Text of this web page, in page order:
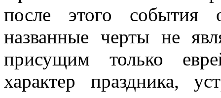
после этого
названные черты не
присущим только
характер праздника,